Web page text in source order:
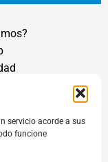
servicio acorde a sus
funcione
Islas Canarias.